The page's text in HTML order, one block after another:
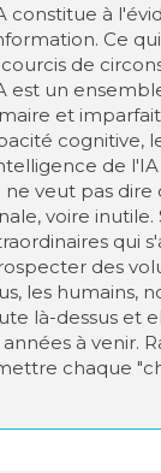
constitue à
Ce
de
est un
et
cognitive,
de
ne veut pas
voire
qui
des
les humains,
là-dessus et
années à venir.
chaque